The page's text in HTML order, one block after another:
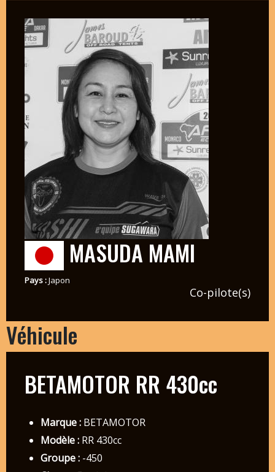
MASUDA MAMI
Pays :Japon
Co-pilote(s)
Véhicule
BETAMOTOR RR 430cc
Marque :BETAMOTOR
Modèle :RR 430cc
Groupe :-450